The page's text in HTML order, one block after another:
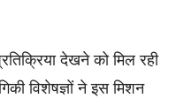
देखने को मिल रही
विशेषज्ञों ने इस मिशन